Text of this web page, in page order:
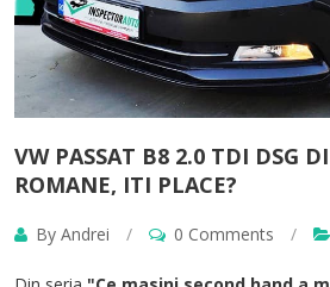
VW PASSAT B8 2.0 TDI DSG
ROMANE, ITI PLACE?
By Andrei / 0 Comments /